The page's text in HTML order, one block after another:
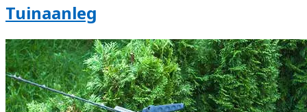
Tuinaanleg